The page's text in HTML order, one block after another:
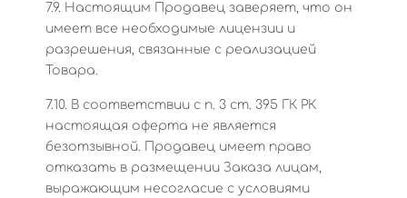
7.9. Настоящим Продавец заверяет, что он
имеет все необходимые лицензии и
разрешения, связанные с реализацией
Товара.
7.10. В соответствии с п. 3 ст. 395 ГК РК
настоящая оферта не является
безотзывной. Продавец имеет право
отказать в размещении Заказа лицам,
выражающим несогласие с условиями